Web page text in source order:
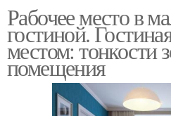
Рабочее место в
гостиной.
местом: тонкости
помещения